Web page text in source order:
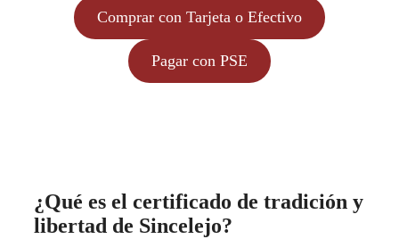
Comprar con Tarjeta o Efectivo
Pagar con PSE
¿Qué es el certificado de tradición y
libertad de Sincelejo?